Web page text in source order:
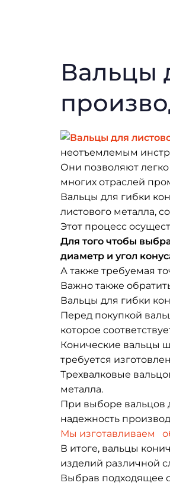
Вальцы
неотъемлемым
Они позволяют
многих отраслей
Вальцы для гибки
листового металла,
Этот процесс
Для того чтобы
диаметр и угол
А также требуемая
Важно также
Вальцы для гибки
Перед покупкой
которое
Конические вальцы
требуется
Трехвалковые
металла.
При выборе вальцов
надежность
Мы изготавливаем
В итоге, вальцы
изделий различной
Выбрав подходящее